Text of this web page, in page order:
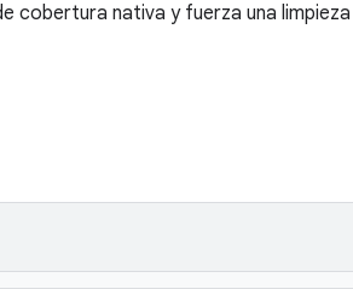
cobertura nativa y fuerza una